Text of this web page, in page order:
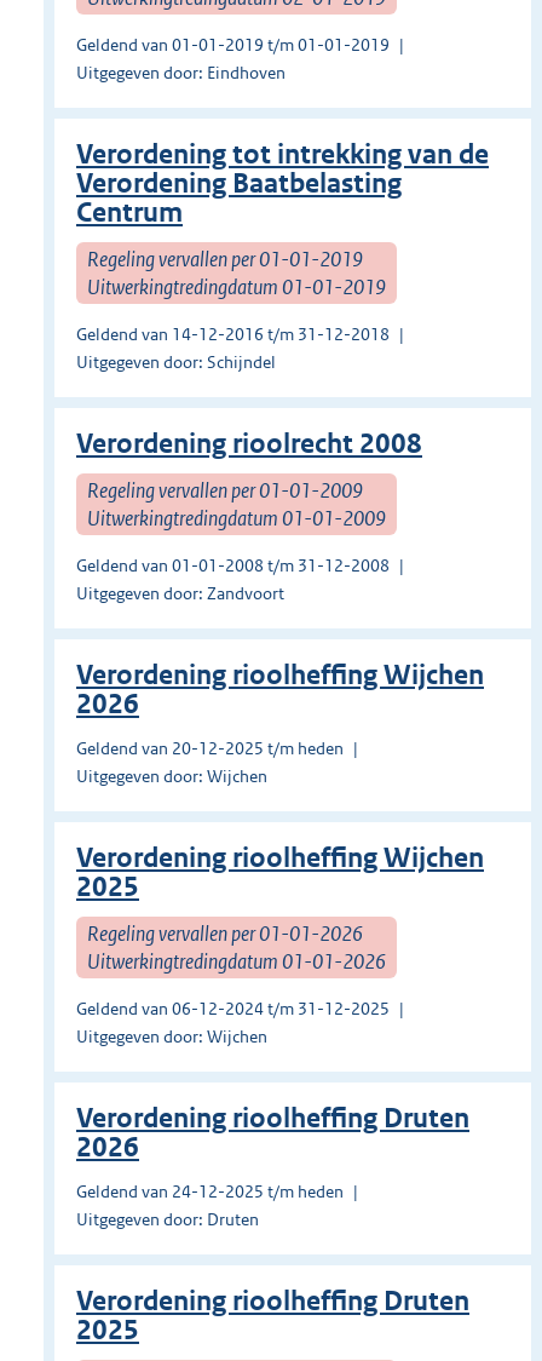
Geldend van 01-01-2019 t/m 01-01-2019
Uitgegeven door: Eindhoven
Verordening tot intrekking van de
Verordening Baatbelasting
Centrum
Regeling vervallen per 01-01-2019
Uitwerkingtredingdatum 01-01-2019
Geldend van 14-12-2016 t/m 31-12-2018
Uitgegeven door: Schijndel
Verordening rioolrecht 2008
Regeling vervallen per 01-01-2009
Uitwerkingtredingdatum 01-01-2009
Geldend van 01-01-2008 t/m 31-12-2008
Uitgegeven door: Zandvoort
Verordening rioolheffing Wijchen
2026
Geldend van 20-12-2025 t/m heden
Uitgegeven door: Wijchen
Verordening rioolheffing Wijchen
2025
Regeling vervallen per 01-01-2026
Uitwerkingtredingdatum 01-01-2026
Geldend van 06-12-2024 t/m 31-12-2025
Uitgegeven door: Wijchen
Verordening rioolheffing Druten
2026
Geldend van 24-12-2025 t/m heden
Uitgegeven door: Druten
Verordening rioolheffing Druten
2025